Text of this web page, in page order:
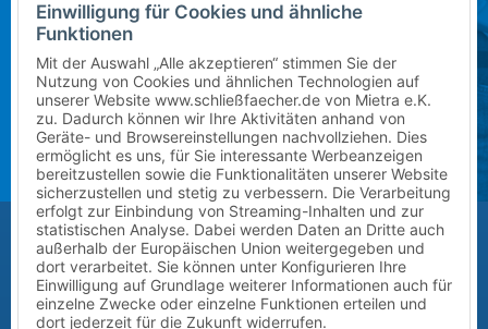
Klasse wählen
Bitte wählen Sie die korrekte Klassenstufe im
kommenden Schuljahr.
5
Zusatz (Klasse a, b, c) wählen
?
Größe des Kindes (Erreichbarkeit des Schließfachs)
Bitte auswählen
Vor-/Nachname des Kindes
Einwilligung für Cookies und ähnliche
Funktionen
Mit der Auswahl „Alle akzeptieren“ stimmen Sie der
Nutzung von Cookies und ähnlichen Technologien auf
unserer Website www.schließfaecher.de von Mietra e.K.
zu. Dadurch können wir Ihre Aktivitäten anhand von
Geräte- und Browsereinstellungen nachvollziehen. Dies
ermöglicht es uns, für Sie interessante Werbeanzeigen
bereitzustellen sowie die Funktionalitäten unserer Website
sicherzustellen und stetig zu verbessern. Die Verarbeitung
erfolgt zur Einbindung von Streaming-Inhalten und zur
statistischen Analyse. Dabei werden Daten an Dritte auch
außerhalb der Europäischen Union weitergegeben und
dort verarbeitet. Sie können unter Konfigurieren Ihre
Einwilligung auf Grundlage weiterer Informationen auch für
einzelne Zwecke oder einzelne Funktionen erteilen und
dort jederzeit für die Zukunft widerrufen.